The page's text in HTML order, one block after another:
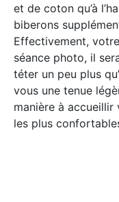
et de coton qu’à
biberons
Effectivement,
séance photo, il
téter un peu plus
vous une tenue
manière à
les plus